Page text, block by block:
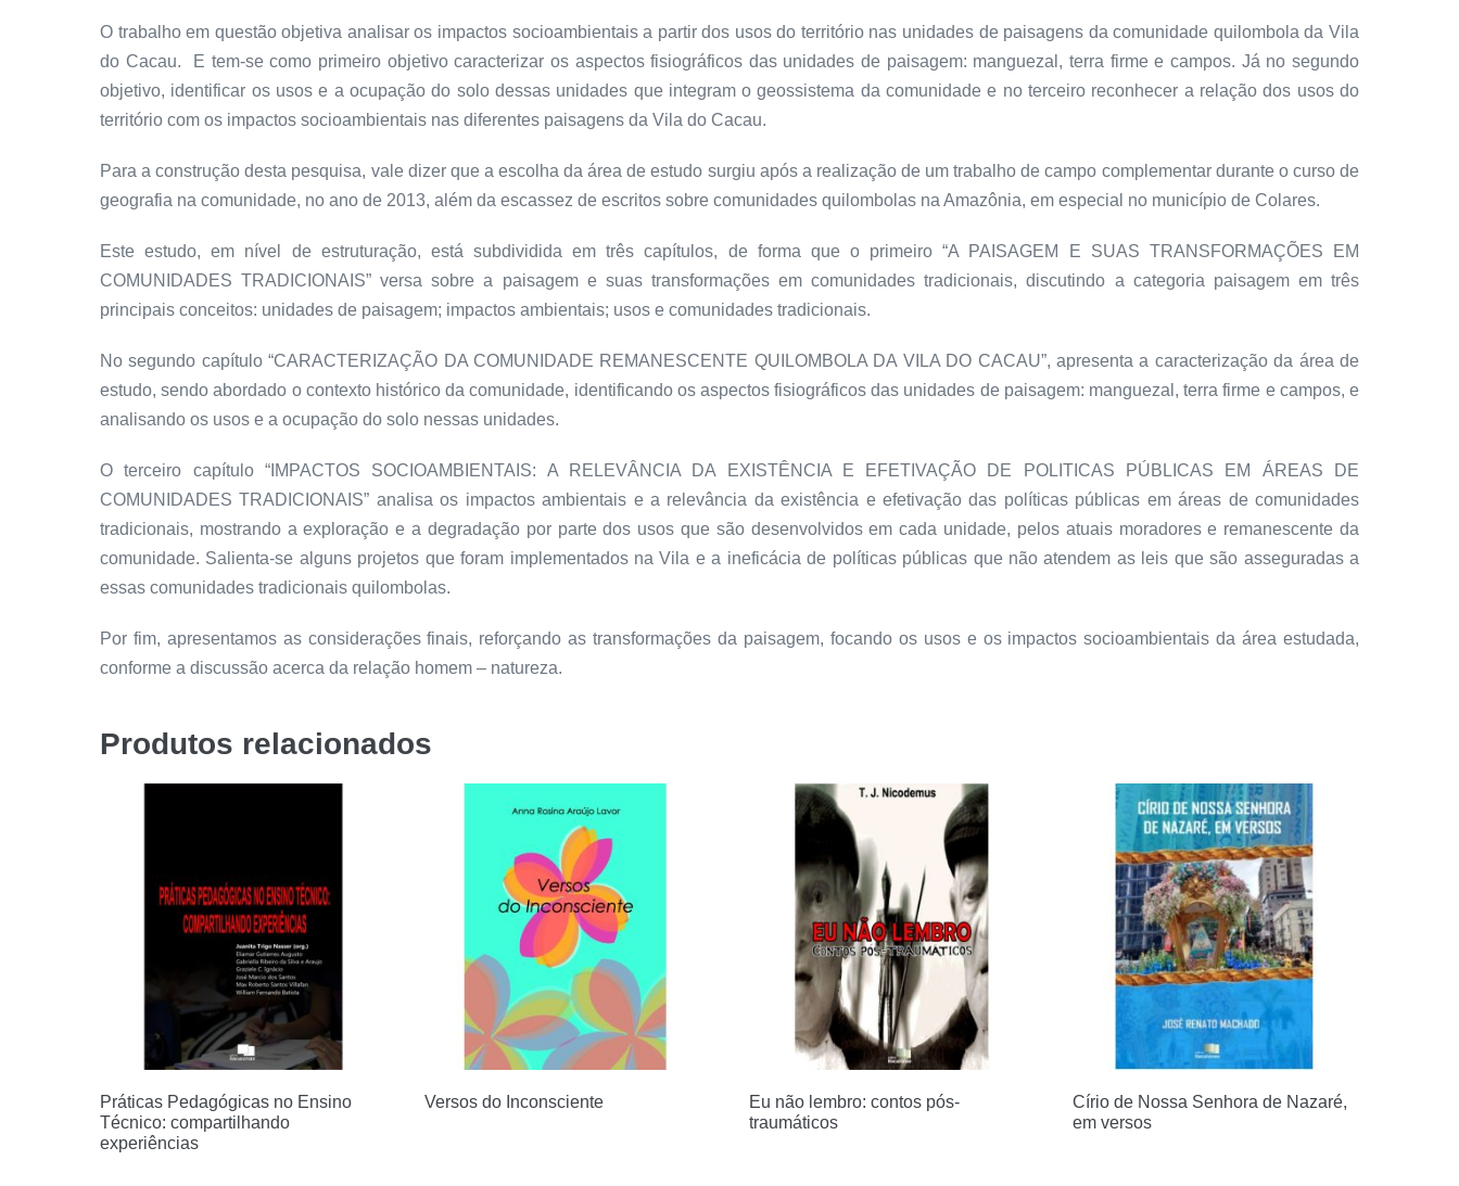
O trabalho em questão objetiva analisar os impactos socioambientais a partir dos usos do território nas unidades de paisagens da comunidade quilombola da Vila
do Cacau. E tem-se como primeiro objetivo caracterizar os aspectos fisiográficos das unidades de paisagem: manguezal, terra firme e campos. Já no segundo
objetivo, identificar os usos e a ocupação do solo dessas unidades que integram o geossistema da comunidade e no terceiro reconhecer a relação dos usos do
território com os impactos socioambientais nas diferentes paisagens da Vila do Cacau.
Para a construção desta pesquisa, vale dizer que a escolha da área de estudo surgiu após a realização de um trabalho de campo complementar durante o curso de
geografia na comunidade, no ano de 2013, além da escassez de escritos sobre comunidades quilombolas na Amazônia, em especial no município de Colares.
Este estudo, em nível de estruturação, está subdividida em três capítulos, de forma que o primeiro “A PAISAGEM E SUAS TRANSFORMAÇÕES EM
COMUNIDADES TRADICIONAIS” versa sobre a paisagem e suas transformações em comunidades tradicionais, discutindo a categoria paisagem em três
principais conceitos: unidades de paisagem; impactos ambientais; usos e comunidades tradicionais.
No segundo capítulo “CARACTERIZAÇÃO DA COMUNIDADE REMANESCENTE QUILOMBOLA DA VILA DO CACAU”, apresenta a caracterização da área de
estudo, sendo abordado o contexto histórico da comunidade, identificando os aspectos fisiográficos das unidades de paisagem: manguezal, terra firme e campos, e
analisando os usos e a ocupação do solo nessas unidades.
O terceiro capítulo “IMPACTOS SOCIOAMBIENTAIS: A RELEVÂNCIA DA EXISTÊNCIA E EFETIVAÇÃO DE POLITICAS PÚBLICAS EM ÁREAS DE
COMUNIDADES TRADICIONAIS” analisa os impactos ambientais e a relevância da existência e efetivação das políticas públicas em áreas de comunidades
tradicionais, mostrando a exploração e a degradação por parte dos usos que são desenvolvidos em cada unidade, pelos atuais moradores e remanescente da
comunidade. Salienta-se alguns projetos que foram implementados na Vila e a ineficácia de políticas públicas que não atendem as leis que são asseguradas a
essas comunidades tradicionais quilombolas.
Por fim, apresentamos as considerações finais, reforçando as transformações da paisagem, focando os usos e os impactos socioambientais da área estudada,
conforme a discussão acerca da relação homem – natureza.
Produtos relacionados
Práticas Pedagógicas no Ensino
Técnico: compartilhando
experiências
Versos do Inconsciente
Eu não lembro: contos pós-
traumáticos
Círio de Nossa Senhora de Nazaré,
em versos